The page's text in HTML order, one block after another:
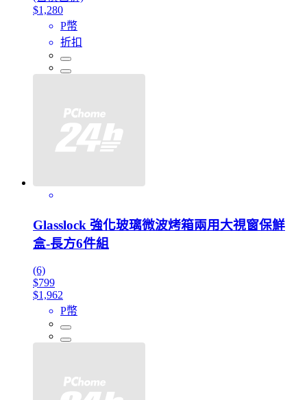
$1,280
P幣
折扣
Glasslock 強化玻璃微波烤箱兩用大視窗保鮮
盒-長方6件組
(6)
$799
$1,962
P幣